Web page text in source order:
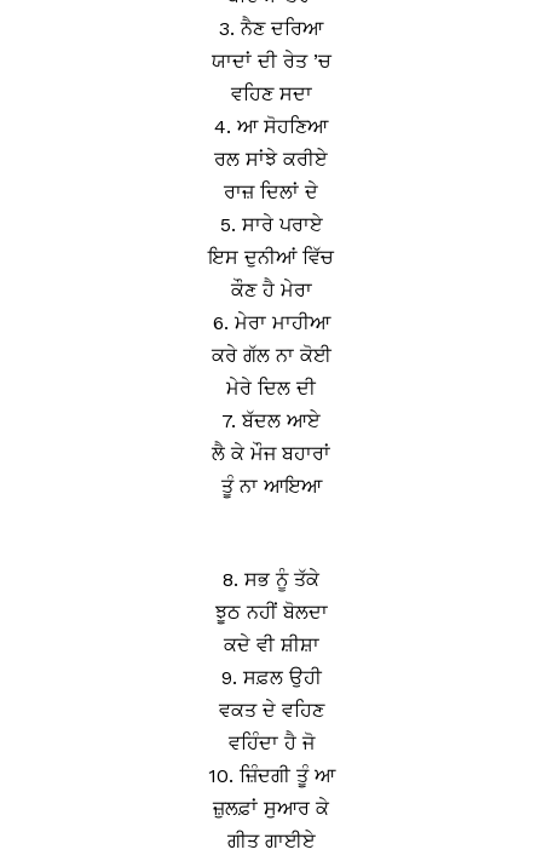
3. ਨੈਣ ਦਰਿਆ
ਯਾਦਾਂ ਦੀ ਰੇਤ ’ਚ
ਵਹਿਣ ਸਦਾ
4. ਆ ਸੋਹਣਿਆ
ਰਲ ਸਾਂਝੇ ਕਰੀਏ
ਰਾਜ਼ ਦਿਲਾਂ ਦੇ
5. ਸਾਰੇ ਪਰਾਏ
ਇਸ ਦੁਨੀਆਂ ਵਿੱਚ
ਕੌਣ ਹੈ ਮੇਰਾ
6. ਮੇਰਾ ਮਾਹੀਆ
ਕਰੇ ਗੱਲ ਨਾ ਕੋਈ
ਮੇਰੇ ਦਿਲ ਦੀ
7. ਬੱਦਲ ਆਏ
ਲੈ ਕੇ ਮੌਜ ਬਹਾਰਾਂ
ਤੂੰ ਨਾ ਆਇਆ
8. ਸਭ ਨੂੰ ਤੱਕੇ
ਝੂਠ ਨਹੀਂ ਬੋਲਦਾ
ਕਦੇ ਵੀ ਸ਼ੀਸ਼ਾ
9. ਸਫ਼ਲ ਉਹੀ
ਵਕਤ ਦੇ ਵਹਿਣ
ਵਹਿੰਦਾ ਹੈ ਜੋ
10. ਜ਼ਿੰਦਗੀ ਤੂੰ ਆ
ਜ਼ੁਲਫ਼ਾਂ ਸੁਆਰ ਕੇ
ਗੀਤ ਗਾਈਏ